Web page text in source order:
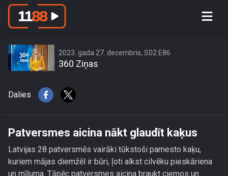
2023. gada 27. decembris, S02 E86
360 Ziņas
Dalies
Patversmes aicina nākt glaudīt kaķus
Latvijas 28 patversmēs vairāki tūkstoši pamesto kaķu,
kuriem mājas diemžēl ir būri, ļoti alkst cilvēku pieskāriena
un mīļuma. Tāpēc patversmes aicina braukt ciemos un